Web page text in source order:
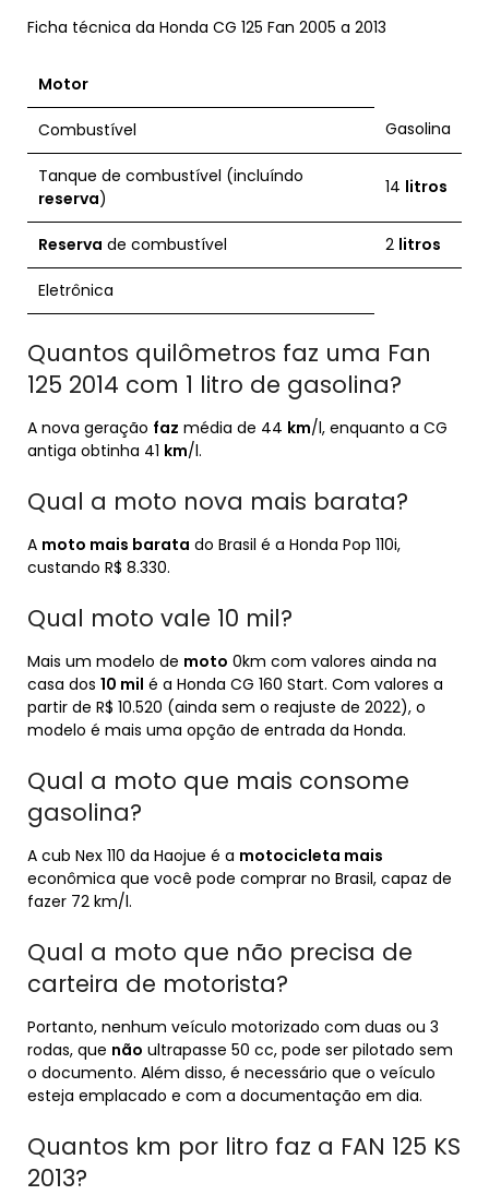
Ficha técnica da Honda CG 125 Fan 2005 a 2013
Motor
Combustível Gasolina
Tanque de combustível (incluíndo
reserva)
14 litros
Reserva de combustível 2 litros
Eletrônica
Quantos quilômetros faz uma Fan
125 2014 com 1 litro de gasolina?
A nova geração faz média de 44 km/l, enquanto a CG
antiga obtinha 41 km/l.
Qual a moto nova mais barata?
A moto mais barata do Brasil é a Honda Pop 110i,
custando R$ 8.330.
Qual moto vale 10 mil?
Mais um modelo de moto 0km com valores ainda na
casa dos 10 mil é a Honda CG 160 Start. Com valores a
partir de R$ 10.520 (ainda sem o reajuste de 2022), o
modelo é mais uma opção de entrada da Honda.
Qual a moto que mais consome
gasolina?
A cub Nex 110 da Haojue é a motocicleta mais
econômica que você pode comprar no Brasil, capaz de
fazer 72 km/l.
Qual a moto que não precisa de
carteira de motorista?
Portanto, nenhum veículo motorizado com duas ou 3
rodas, que não ultrapasse 50 cc, pode ser pilotado sem
o documento. Além disso, é necessário que o veículo
esteja emplacado e com a documentação em dia.
Quantos km por litro faz a FAN 125 KS
2013?